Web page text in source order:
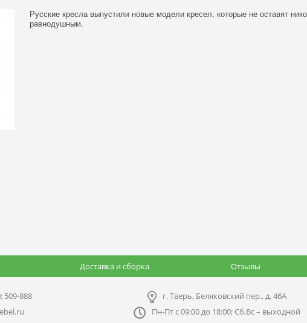
Русские кресла выпустили новые модели кресел, которые не оставят
равнодушным.
Доставка и сборка Отзывы
509-888
г. Тверь, Беляковский пер., д. 46А
Пн-Пт с 09:00 до 18:00; Сб,Вс – выходной